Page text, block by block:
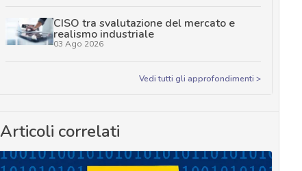
CISO tra svalutazione del mercato e
realismo industriale
03 Ago 2026
Vedi tutti gli approfondimenti >
Articoli correlati